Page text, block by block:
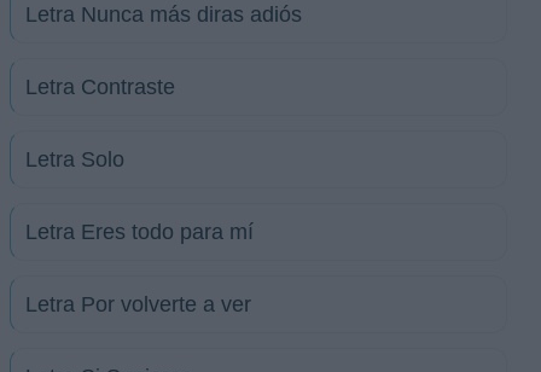
Letra Nunca más diras adiós
Letra Contraste
Letra Solo
Letra Eres todo para mí
Letra Por volverte a ver